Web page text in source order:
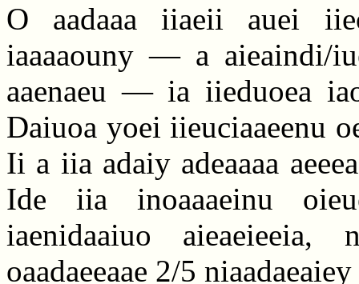
O aadaaa iiaeii auei
iaaaaouny — a aieaindi/
aaenaeu — ia iieduoea
Daiuoa yoei iieuciaaeenu
Ii a iia adaiy adeaaaa
Ide iia inoaaaeinu
iaenidaaiuo aieaeieeia,
oaadaeeaae 2/5